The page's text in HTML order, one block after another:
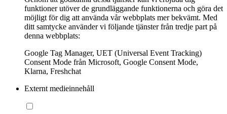
funktioner utöver de grundläggande funktionerna och göra det
möjligt för dig att använda vår webbplats mer bekvämt. Med
ditt samtycke använder vi följande tjänster från tredje part på
denna webbplats:
Google Tag Manager, UET (Universal Event Tracking)
Consent Mode från Microsoft, Google Consent Mode,
Klarna, Freshchat
Externt medieinnehåll